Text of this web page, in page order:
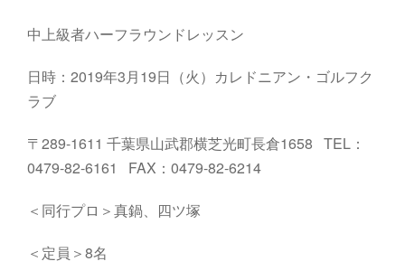
中上級者ハーフラウンドレッスン
日時：2019年3月19日（火）カレドニアン・ゴルフク
ラブ
〒289-1611 千葉県山武郡横芝光町長倉1658 TEL：
0479-82-6161 FAX：0479-82-6214
＜同行プロ＞真鍋、四ツ塚
＜定員＞8名